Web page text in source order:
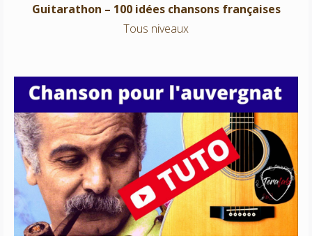
Guitarathon – 100 idées chansons françaises
Tous niveaux
Chanson pour l’auvergnat – Georges Brassens
Niveau 2